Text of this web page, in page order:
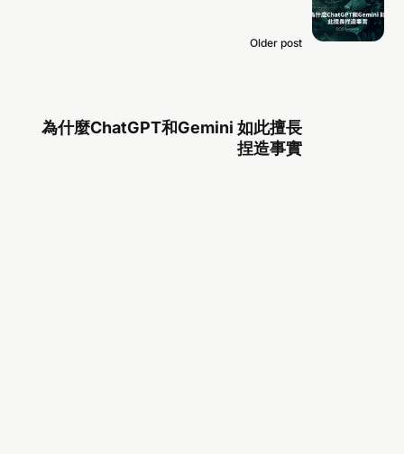
Older post
為什麼ChatGPT和Gemini 如此擅長
捏造事實